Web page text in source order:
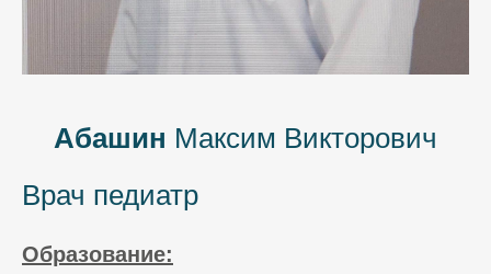
Абашин Максим Викторович
Врач педиатр
Образование: